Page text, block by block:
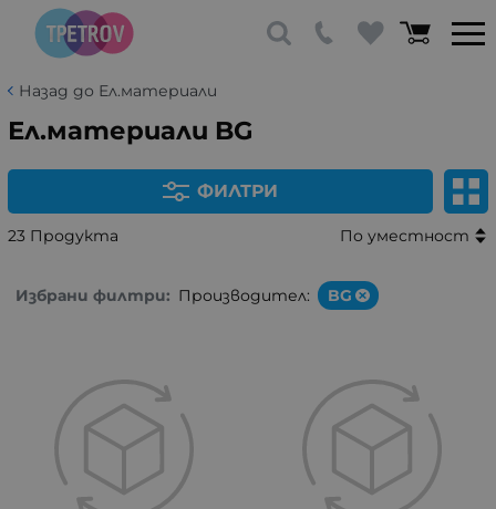
Назад до Ел.материали
Ел.материали BG
ФИЛТРИ
23 Продукта По уместност
Избрани филтри: Производител: BG